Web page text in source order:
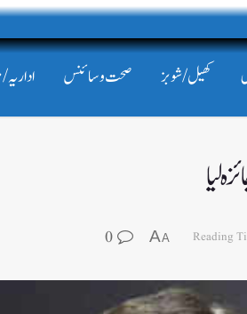
کھیل/شوبز صحت و سائنس
لیا
Reading
A
A